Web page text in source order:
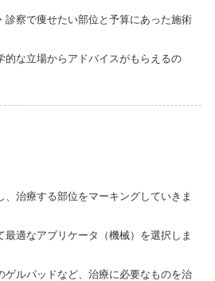
診察で痩せたい部位と予算にあった施術
的な立場からアドバイスがもらえるの
、治療する部位をマーキングしていきま
最適なアプリケータ（機械）を選択しま
ゲルパッドなど、治療に必要なものを治